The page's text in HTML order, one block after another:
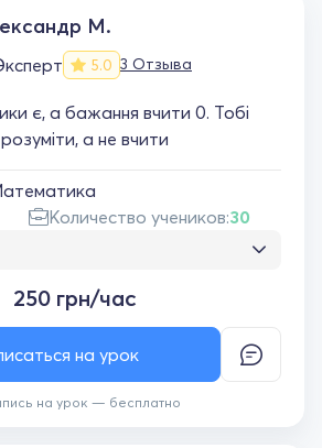
М.
5.0 3 Отзыва
є, а бажання вчити 0. Тобі
а не вчити
Количество учеников:30
Пояснює матеріал зрозуміло,
та простими. Завжди
до учня, підтримує і
повірити у свої сили. Завдяки
значно покращилось розуміння
250 грн/час
на урок — бесплатно
на урок